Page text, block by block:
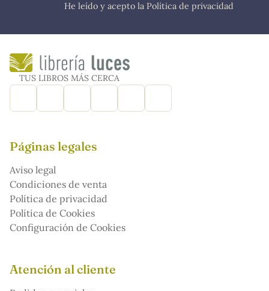
He leído y acepto la Política de privacidad
TUS LIBROS MÁS CERCA
Páginas legales
Aviso legal
Condiciones de venta
Política de privacidad
Política de Cookies
Configuración de Cookies
Atención al cliente